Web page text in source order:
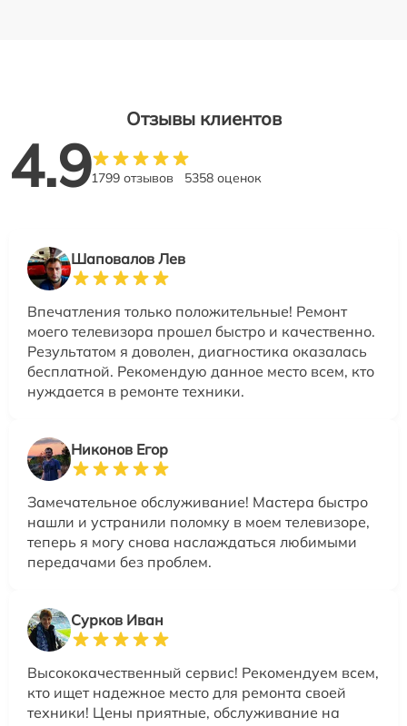
Отзывы клиентов
4.91799 отзывов 5358 оценок
Шаповалов Лев
Впечатления только положительные! Ремонт
моего телевизора прошел быстро и качественно.
Результатом я доволен, диагностика оказалась
бесплатной. Рекомендую данное место всем, кто
нуждается в ремонте техники.
Никонов Егор
Замечательное обслуживание! Мастера быстро
нашли и устранили поломку в моем телевизоре,
теперь я могу снова наслаждаться любимыми
передачами без проблем.
Сурков Иван
Высококачественный сервис! Рекомендуем всем,
кто ищет надежное место для ремонта своей
техники! Цены приятные, обслуживание на